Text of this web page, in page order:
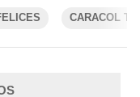
CARACOL